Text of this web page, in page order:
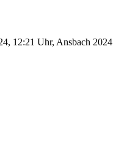
12:21 Uhr, Ansbach 2024